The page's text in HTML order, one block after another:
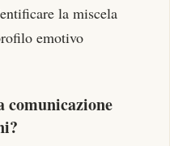
la miscela
emotivo